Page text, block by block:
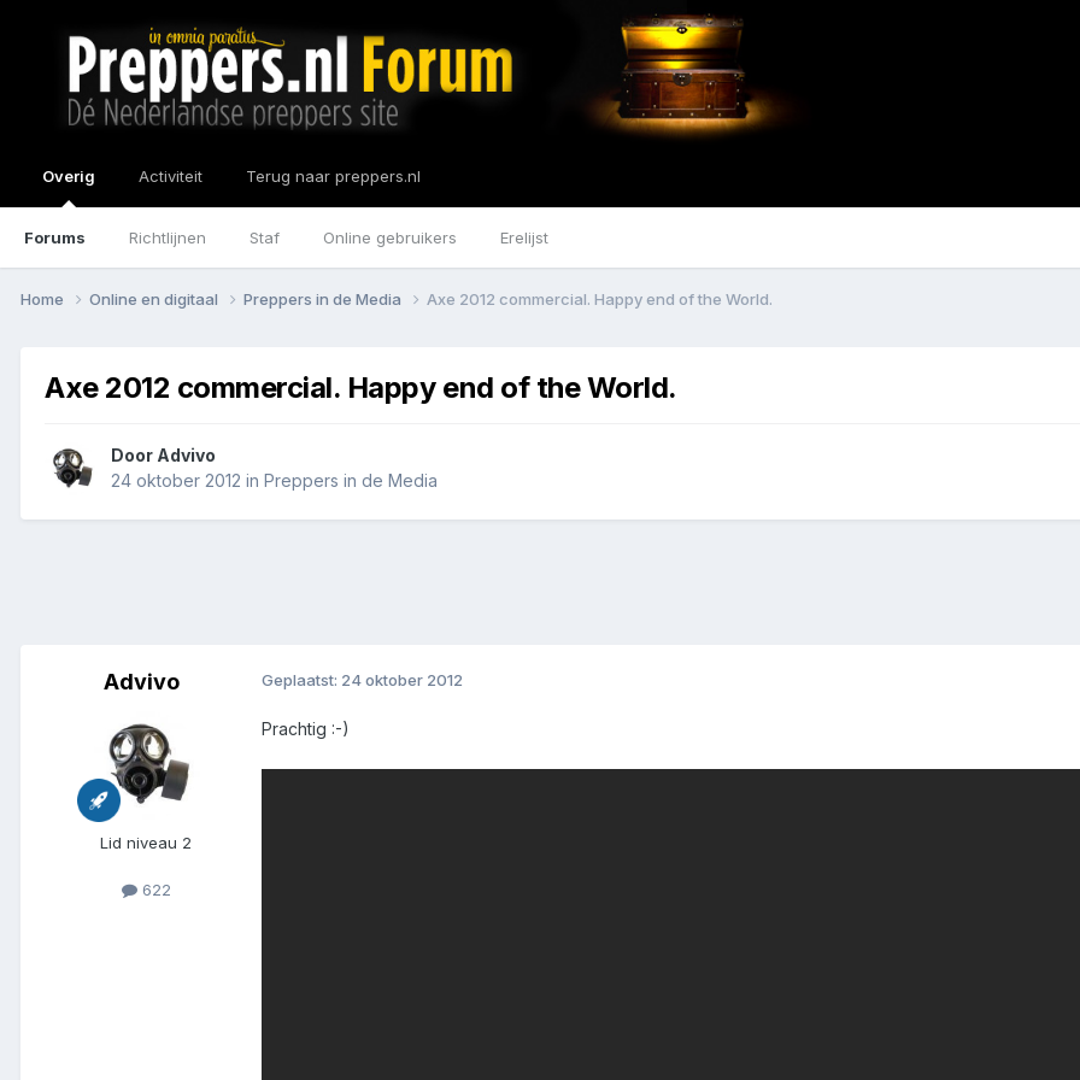
Overig
Forums Richtlijnen Staf Online gebruikers Erelijst
Activiteit Terug naar preppers.nl
Home Online en digitaal Preppers in de Media Axe 2012 commercial. Happy end of the World.
Axe 2012 commercial. Happy end of the World.
Door Advivo
24 oktober 2012 in Preppers in de Media
Advivo
Lid niveau 2
622
Geplaatst: 24 oktober 2012
Prachtig :-)